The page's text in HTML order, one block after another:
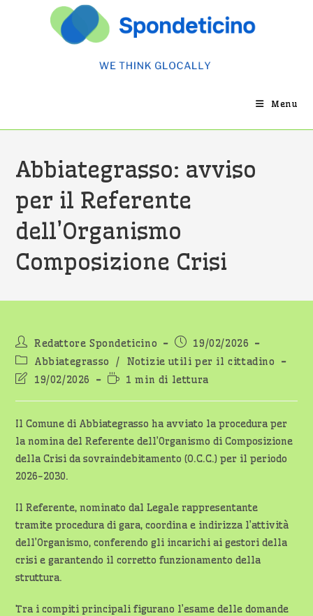
Menu
Abbiategrasso: avviso
per il Referente
dell’Organismo
Composizione Crisi
Autore
dell'articolo:
Redattore Spondeticino
Articolo
pubblicato:
19/02/2026
Categoria
dell'articolo:
Abbiategrasso /
Notizie utili per il cittadino
Ultima
dell'articolo:
19/02/2026
Tempo
lettura:
1 min di lettura
Il Comune di Abbiategrasso ha avviato la procedura per
la nomina del Referente dell’Organismo di Composizione
della Crisi da sovraindebitamento (O.C.C.) per il periodo
2026-2030.
Il Referente, nominato dal Legale rappresentante
tramite procedura di gara, coordina e indirizza l’attività
dell’Organismo, conferendo gli incarichi ai gestori della
crisi e garantendo il corretto funzionamento della
struttura.
Tra i compiti principali figurano l’esame delle domande